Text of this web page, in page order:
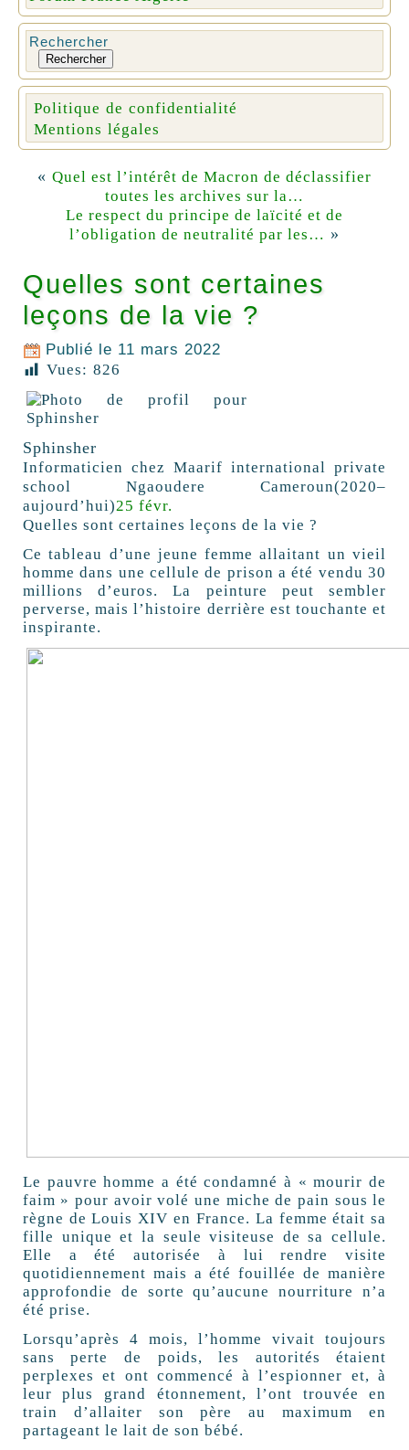
Rechercher
Rechercher
Politique de confidentialité
Mentions légales
« Quel est l’intérêt de Macron de déclassifier
toutes les archives sur la…
Le respect du principe de laïcité et de
l’obligation de neutralité par les… »
Quelles sont certaines
leçons de la vie ?
Publié le 11 mars 2022
Vues: 826
Sphinsher
Informaticien chez Maarif international private
school Ngaoudere Cameroun(2020–
aujourd’hui)25 févr.
Quelles sont certaines leçons de la vie ?
Ce tableau d’une jeune femme allaitant un vieil
homme dans une cellule de prison a été vendu 30
millions d’euros. La peinture peut sembler
perverse, mais l’histoire derrière est touchante et
inspirante.
Le pauvre homme a été condamné à « mourir de
faim » pour avoir volé une miche de pain sous le
règne de Louis XIV en France. La femme était sa
fille unique et la seule visiteuse de sa cellule.
Elle a été autorisée à lui rendre visite
quotidiennement mais a été fouillée de manière
approfondie de sorte qu’aucune nourriture n’a
été prise.
Lorsqu’après 4 mois, l’homme vivait toujours
sans perte de poids, les autorités étaient
perplexes et ont commencé à l’espionner et, à
leur plus grand étonnement, l’ont trouvée en
train d’allaiter son père au maximum en
partageant le lait de son bébé.